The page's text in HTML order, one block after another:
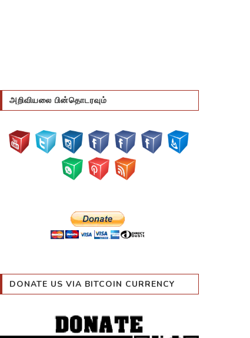
அறிவியலை பின்தொடரவும்
DONATE US VIA BITCOIN CURRENCY